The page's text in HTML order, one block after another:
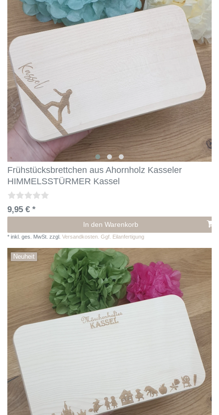
Frühstücksbrettchen aus Ahornholz Kasseler
HIMMELSSTÜRMER Kassel
9,95 € *
In den Warenkorb
* inkl. ges. MwSt. zzgl. Versandkosten. Ggf. Eilanfertigung
Neuheit